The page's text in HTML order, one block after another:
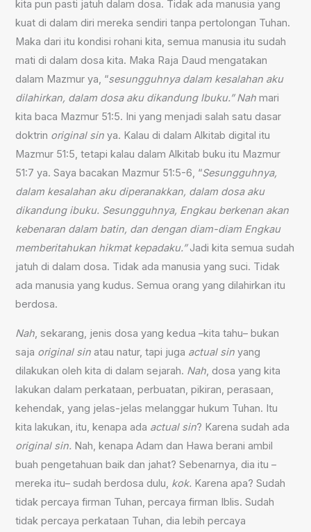
kita pun pasti jatuh dalam dosa. Tidak ada manusia yang
kuat di dalam diri mereka sendiri tanpa pertolongan Tuhan.
Maka dari itu kondisi rohani kita, semua manusia itu sudah
mati di dalam dosa kita. Maka Raja Daud mengatakan
dalam Mazmur ya, “sesungguhnya dalam kesalahan aku
dilahirkan, dalam dosa aku dikandung Ibuku.” Nah mari
kita baca Mazmur 51:5. Ini yang menjadi salah satu dasar
doktrin original sin ya. Kalau di dalam Alkitab digital itu
Mazmur 51:5, tetapi kalau dalam Alkitab buku itu Mazmur
51:7 ya. Saya bacakan Mazmur 51:5-6, “Sesungguhnya,
dalam kesalahan aku diperanakkan, dalam dosa aku
dikandung ibuku. Sesungguhnya, Engkau berkenan akan
kebenaran dalam batin, dan dengan diam-diam Engkau
memberitahukan hikmat kepadaku.”Jadi kita semua sudah
jatuh di dalam dosa. Tidak ada manusia yang suci. Tidak
ada manusia yang kudus. Semua orang yang dilahirkan itu
berdosa.
Nah, sekarang, jenis dosa yang kedua –kita tahu– bukan
saja original sin atau natur, tapi juga actual sin yang
dilakukan oleh kita di dalam sejarah. Nah, dosa yang kita
lakukan dalam perkataan, perbuatan, pikiran, perasaan,
kehendak, yang jelas-jelas melanggar hukum Tuhan. Itu
kita lakukan, itu, kenapa ada actual sin? Karena sudah ada
original sin. Nah, kenapa Adam dan Hawa berani ambil
buah pengetahuan baik dan jahat? Sebenarnya, dia itu –
mereka itu– sudah berdosa dulu, kok. Karena apa? Sudah
tidak percaya firman Tuhan, percaya firman Iblis. Sudah
tidak percaya perkataan Tuhan, dia lebih percaya